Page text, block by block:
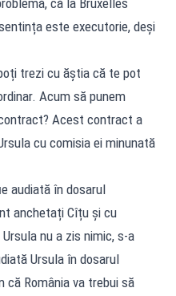
este executorie, deși
trezi cu ăștia că te pot
Acum să punem
Acest contract a
cu comisia ei minunată
audiată în dosarul
anchetați Cîțu și cu
nu a zis nimic, s-a
Ursula în dosarul
că România va trebui să